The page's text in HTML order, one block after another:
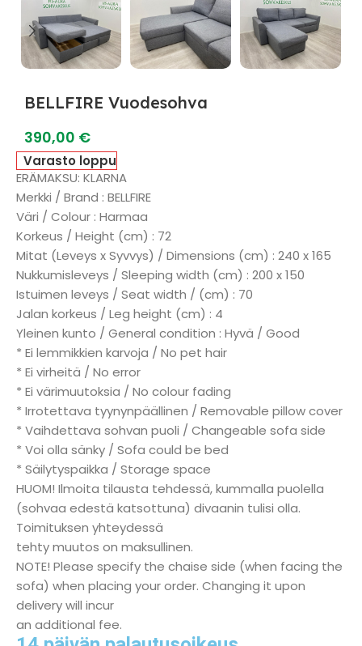
BELLFIRE Vuodesohva
390,00 €
Varasto loppu
ERÄMAKSU: KLARNA
Merkki / Brand : BELLFIRE
Väri / Colour : Harmaa
Korkeus / Height (cm) : 72
Mitat (Leveys x Syvvys) / Dimensions (cm) : 240 x 165
Nukkumisleveys / Sleeping width (cm) : 200 x 150
Istuimen leveys / Seat width / (cm) : 70
Jalan korkeus / Leg height (cm) : 4
Yleinen kunto / General condition : Hyvä / Good
* Ei lemmikkien karvoja / No pet hair
* Ei virheitä / No error
* Ei värimuutoksia / No colour fading
* Irrotettava tyynynpäällinen / Removable pillow cover
* Vaihdettava sohvan puoli / Changeable sofa side
* Voi olla sänky / Sofa could be bed
* Säilytyspaikka / Storage space
HUOM! Ilmoita tilausta tehdessä, kummalla puolella
(sohvaa edestä katsottuna) divaanin tulisi olla.
Toimituksen yhteydessä
tehty muutos on maksullinen.
NOTE! Please specify the chaise side (when facing the
sofa) when placing your order. Changing it upon
delivery will incur
an additional fee.